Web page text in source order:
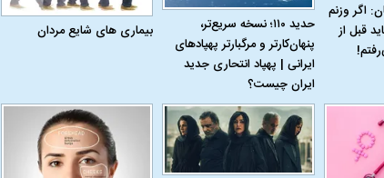
اگر وزنم
قبل از
حدید ۱۱۰؛ نسخه سریع‌تر،
پنهان‌کارتر و مرگبارتر پهپادهای
ایرانی | پهپاد انتحاری جدید
ایران چیست؟
بیماری‌ های شایع مردان
یک سلسله |
شاه در ایران
ریشه‌های عزاداری ماه محرم در فرهنگ
و تاریخ ایران
انجام می‌شد؟